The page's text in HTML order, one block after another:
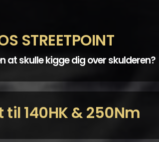
STREETPOINT
at skulle kigge dig over skulderen?
140HK & 250Nm